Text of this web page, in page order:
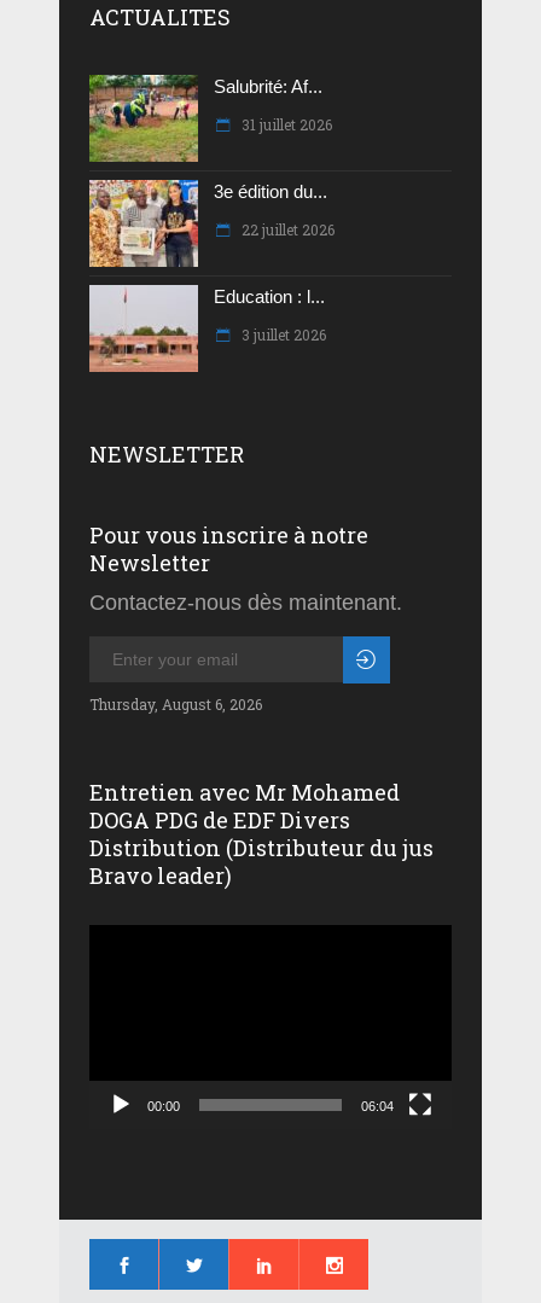
ACTUALITES
Salubrité: Af...
31 juillet 2026
3e édition du...
22 juillet 2026
Education : l...
3 juillet 2026
NEWSLETTER
Pour vous inscrire à notre
Newsletter
Contactez-nous dès maintenant.
Thursday, August 6, 2026
Entretien avec Mr Mohamed
DOGA PDG de EDF Divers
Distribution (Distributeur du jus
Bravo leader)
00:00 06:04